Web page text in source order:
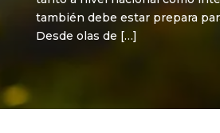
también debe estar prepara
Desde olas de […]